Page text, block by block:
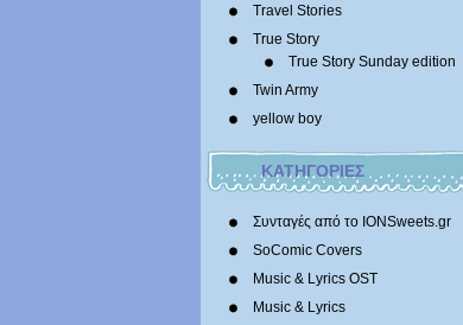
Travel Stories
True Story
True Story Sunday edition
Twin Army
yellow boy
ΚΑΤΗΓΟΡΙΕΣ
Συνταγές από το IONSweets.gr
SoComic Covers
Music & Lyrics OST
Music & Lyrics